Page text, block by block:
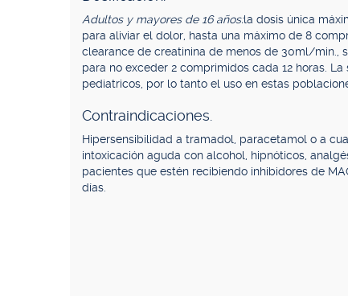
Adultos y mayores de 16 años:la dosis única
para aliviar el dolor, hasta una máximo de 8
clearance de creatinina de menos de 30ml/min.,
para no exceder 2 comprimidos cada 12 horas.
pediatricos, por lo tanto el uso en estas
Contraindicaciones.
Hipersensibilidad a tramadol, paracetamol o a
intoxicación aguda con alcohol, hipnóticos,
pacientes que estén recibiendo inhibidores de
días.